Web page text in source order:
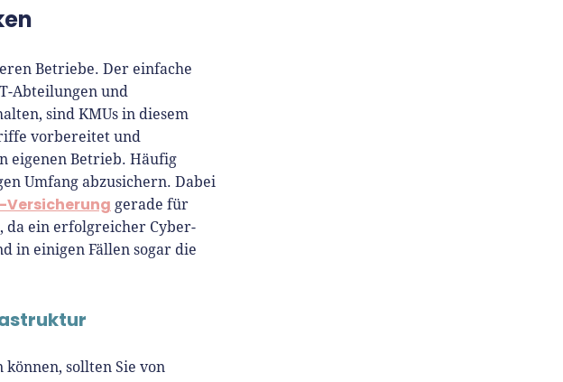
Betriebe. Der einfache
Abteilungen und
sind KMUs in diesem
vorbereitet und
eigenen Betrieb. Häufig
Umfang abzusichern. Dabei
Versicherung gerade für
da ein erfolgreicher Cyber-
in einigen Fällen sogar die
sollten Sie von